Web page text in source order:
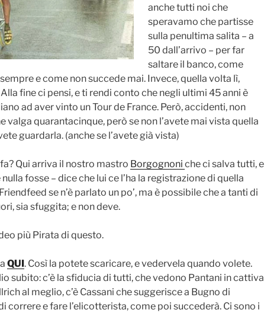
anche tutti noi che
speravamo che partisse
sulla penultima salita – a
50 dall’arrivo – per far
saltare il banco, come
e come non succede mai. Invece, quella volta lì,
fine ci pensi, e ti rendi conto che negli ultimi 45 anni è
ad aver vinto un Tour de France. Però, accidenti, non
valga quarantacinque, però se non l’avete mai vista quella
guardarla. (anche se l’avete già vista)
Qui arriva il nostro mastro Borgognoni che ci salva tutti, e
nulla fosse – dice che lui ce l’ha la registrazione di quella
se n’è parlato un po’, ma è possibile che a tanti di
sia sfuggita; e non deve.
più Pirata di questo.
QUI. Così la potete scaricare, e vedervela quando volete.
subito: c’è la sfiducia di tutti, che vedono Pantani in cattiva
al meglio, c’è Cassani che suggerisce a Bugno di
correre e fare l’elicotterista, come poi succederà. Ci sono i